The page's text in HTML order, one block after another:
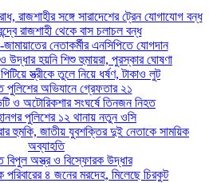
রাজশাহীর সঙ্গে সারাদেশের ট্রেন যোগাযোগ বন্ধ
রাজশাহী থেকে বাস চলাচল বন্ধ
নেতাকর্মীর এনসিপিতে যোগদান
উদ্ধার হয়নি শিশু হুমায়রা, পুরস্কার ঘোষণা
স্ত্রীকে তুলে নিয়ে ধর্ষণ, টাকাও লুট
পুলিশের অভিযানে গ্রেফতার ২১
ও অটোরিকশার সংঘর্ষে তিনজন নিহত
পুলিশের ১২ থানায় নতুন ওসি
হুমকি, জাতীয় যুবশক্তির দুই নেতাকে সাময়িক
অব্যাহতি
বিপুল অস্ত্র ও বিস্ফোরক উদ্ধার
৪ জনের মরদেহ, মিলেছে চিরকুট